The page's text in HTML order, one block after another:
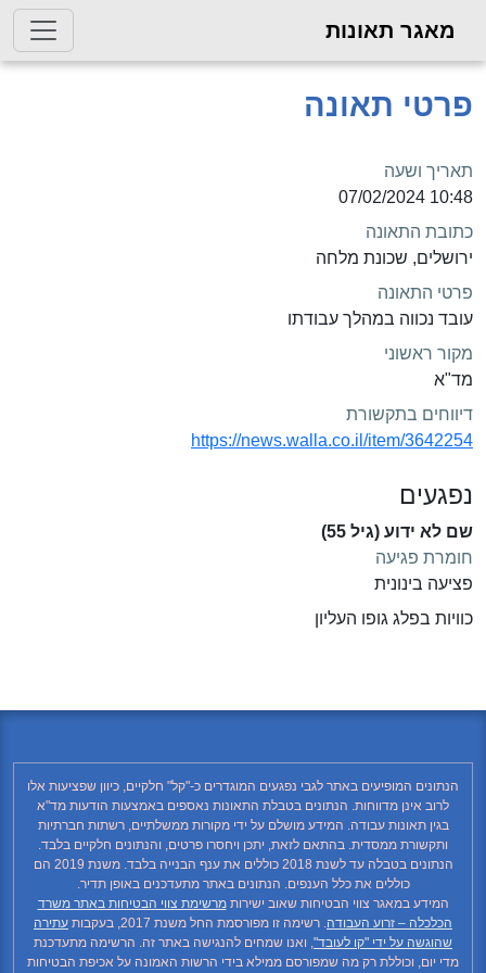
מאגר תאונות
פרטי תאונה
תאריך ושעה
10:48 07/02/2024
כתובת התאונה
ירושלים, שכונת מלחה
פרטי התאונה
עובד נכווה במהלך עבודתו
מקור ראשוני
מד"א
דיווחים בתקשורת
https://news.walla.co.il/item/3642254
נפגעים
שם לא ידוע (גיל 55)
חומרת פגיעה
פציעה בינונית
כוויות בפלג גופו העליון
הנתונים המופיעים באתר לגבי נפגעים המוגדרים כ-"קל" חלקיים, כיוון שפציעות אלו
לרוב אינן מדווחות. הנתונים בטבלת התאונות נאספים באמצעות הודעות מד"א
בגין תאונות עבודה. המידע מושלם על ידי מקורות ממשלתיים, רשתות חברתיות
ותקשורת ממסדית. בהתאם לזאת, יתכן ויחסרו פרטים, והנתונים חלקיים בלבד.
הנתונים בטבלה עד לשנת 2018 כוללים את ענף הבנייה בלבד. משנת 2019 הם
כוללים את כלל הענפים. הנתונים באתר מתעדכנים באופן תדיר.
המידע במאגר צווי הבטיחות שאוב ישירותמרשימת צווי הבטיחות באתר משרד
הכלכלה – זרוע העבודה. רשימה זו מפורסמת החל משנת 2017, בעקבות
עתירה
שהוגשה על ידי "קו לעובד", ואנו שמחים להנגישה באתר זה. הרשימה מתעדכנת
מדי יום, וכוללת רק מה שמפורסם ממילא בידי הרשות האמונה על אכיפת הבטיחות